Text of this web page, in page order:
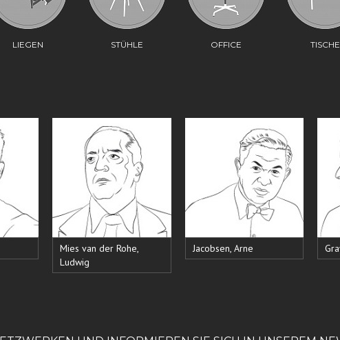
LIEGEN STÜHLE OFFICE TISCHE
Mies van der Rohe,
Ludwig
Jacobsen, Arne